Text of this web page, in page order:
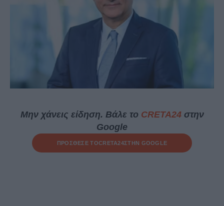
Μην χάνεις είδηση. Βάλε το CRETA24στην
Google
ΠΡΟΣΘΕΣΕ ΤΟCRETA24ΣΤΗΝ GOOGLE